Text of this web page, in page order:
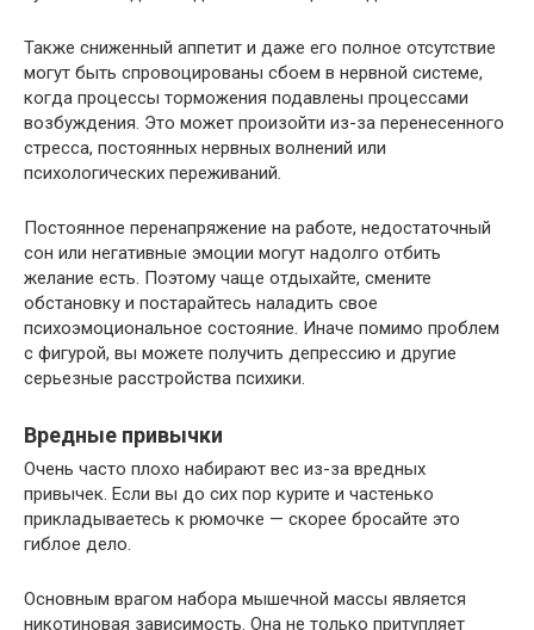
Также сниженный аппетит и даже его полное отсутствие
могут быть спровоцированы сбоем в нервной системе,
когда процессы торможения подавлены процессами
возбуждения. Это может произойти из-за перенесенного
стресса, постоянных нервных волнений или
психологических переживаний.
Постоянное перенапряжение на работе, недостаточный
сон или негативные эмоции могут надолго отбить
желание есть. Поэтому чаще отдыхайте, смените
обстановку и постарайтесь наладить свое
психоэмоциональное состояние. Иначе помимо проблем
с фигурой, вы можете получить депрессию и другие
серьезные расстройства психики.
Вредные привычки
Очень часто плохо набирают вес из-за вредных
привычек. Если вы до сих пор курите и частенько
прикладываетесь к рюмочке — скорее бросайте это
гиблое дело.
Основным врагом набора мышечной массы является
никотиновая зависимость. Она не только притупляет